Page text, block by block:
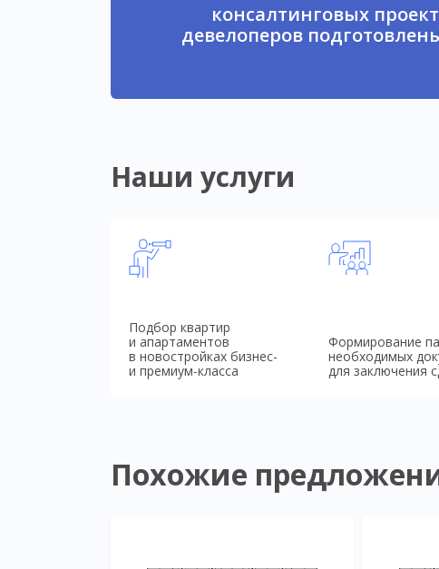
консалтинговых
девелоперов
Наши услуги
Подбор квартир
и апартаментов
в новостройках бизнес-
и премиум-класса
Формирование
необходимых
для заключения
Похожие